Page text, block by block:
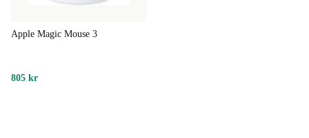
Apple Magic Mouse 3
805 kr